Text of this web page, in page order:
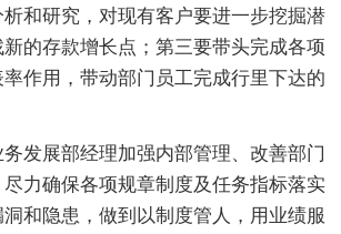
和研究，对现有客户要进一步挖掘潜
的存款增长点；第三要带头完成各项
作用，带动部门员工完成行里下达的
展部经理加强内部管理、改善部门
力确保各项规章制度及任务指标落实
和隐患，做到以制度管人，用业绩服